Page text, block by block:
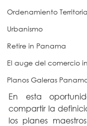
Ordenamiento
Urbanismo
Retire in Panama
El auge del comercio
Planos Galeras
En esta
compartir la
los planes